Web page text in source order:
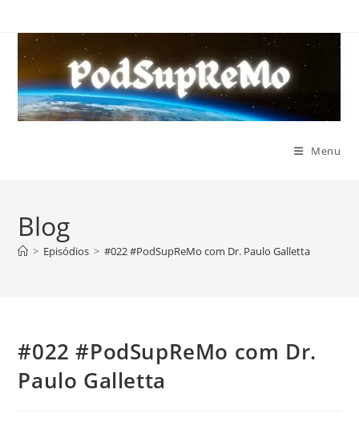
para
conteúdo
Menu
Blog
> Episódios > #022 #PodSupReMo com Dr. Paulo Galletta
#022 #PodSupReMo com Dr.
Paulo Galletta